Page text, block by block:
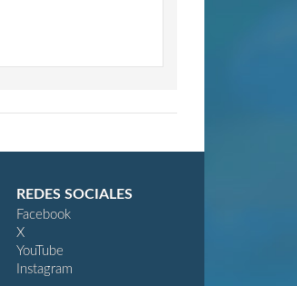
REDES SOCIALES
Facebook
X
YouTube
Instagram